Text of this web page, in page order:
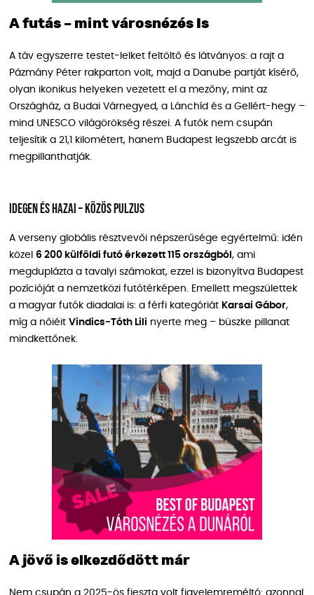
A futás – mint városnézés Is
A táv egyszerre testet-lelket feltöltő és látványos: a rajt a
Pázmány Péter rakparton volt, majd a Danube partját kísérő,
olyan ikonikus helyeken vezetett el a mezőny, mint az
Országház, a Budai Várnegyed, a Lánchíd és a Gellért-hegy –
mind UNESCO világörökség részei. A futók nem csupán
teljesítik a 21,1 kilométert, hanem Budapest legszebb arcát is
megpillanthatják.
Idegen és hazai – közös pulzus
A verseny globális résztvevői népszerűsége egyértelmű: idén
közel 6 200 külföldi futó érkezett 115 országból , ami
megduplázta a tavalyi számokat, ezzel is bizonyítva Budapest
pozícióját a nemzetközi futótérképen. Emellett megszülettek
a magyar futók diadalai is: a férfi kategóriát Karsai Gábor,
míg a nőiéit Vindics‑Tóth Lili nyerte meg – büszke pillanat
mindkettőnek.
A jövő is elkezdődött már